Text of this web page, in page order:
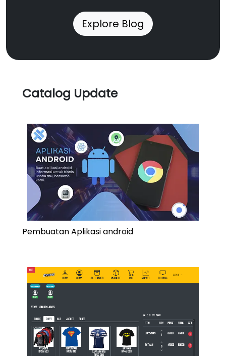
Explore Blog
Catalog Update
Pembuatan Aplikasi android